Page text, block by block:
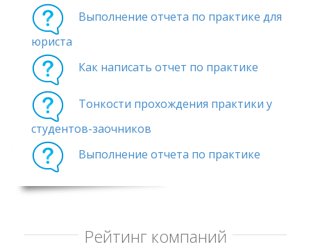
Выполнение отчета по практике для
юриста
Как написать отчет по практике
Тонкости прохождения практики у
студентов-заочников
Выполнение отчета по практике
Рейтинг компаний